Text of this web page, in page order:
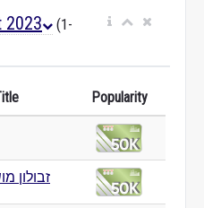
2023
(1-
Popularity
זבולון